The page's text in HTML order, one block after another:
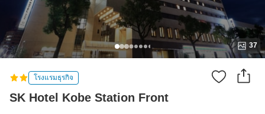
37
โรงแรมธุรกิจ
SK Hotel Kobe Station Front